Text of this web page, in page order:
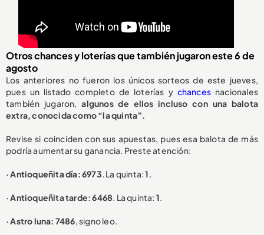
Otros chances y loterías que también jugaron este 6 de
agosto
Los anteriores no fueron los únicos sorteos de este jueves,
pues un listado completo de loterías y chances nacionales
también jugaron,algunos de ellos incluso con una balota
extra, conocida como “la quinta”.
Revise si coinciden con sus apuestas, pues esa balota de más
podría aumentar su ganancia. Preste atención:
· Antioqueñita día: 6973. La quinta:1.
· Antioqueñita tarde: 6468. La quinta: 1.
· Astro luna: 7486, signo leo.